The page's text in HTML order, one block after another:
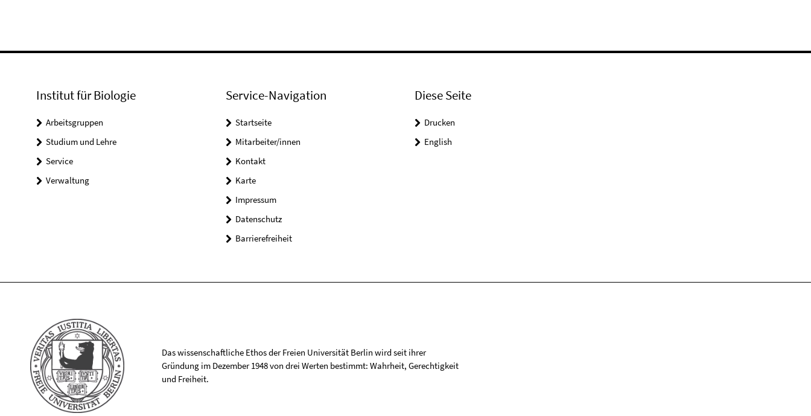
Institut für Biologie
Arbeitsgruppen
Studium und Lehre
Service
Verwaltung
Service-Navigation
Startseite
Mitarbeiter/innen
Kontakt
Karte
Impressum
Datenschutz
Barrierefreiheit
Diese Seite
Drucken
English
Das wissenschaftliche Ethos der Freien Universität Berlin wird seit ihrer
Gründung im Dezember 1948 von drei Werten bestimmt: Wahrheit, Gerechtigkeit
und Freiheit.